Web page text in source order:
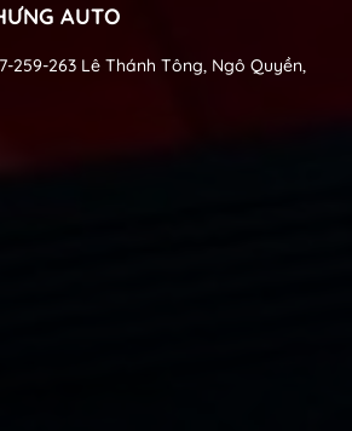
AUTO
259-263 Lê Thánh Tông, Ngô Quyền,